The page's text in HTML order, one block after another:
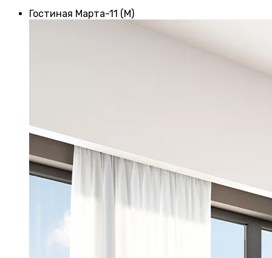
Гостиная Марта-11 (М)